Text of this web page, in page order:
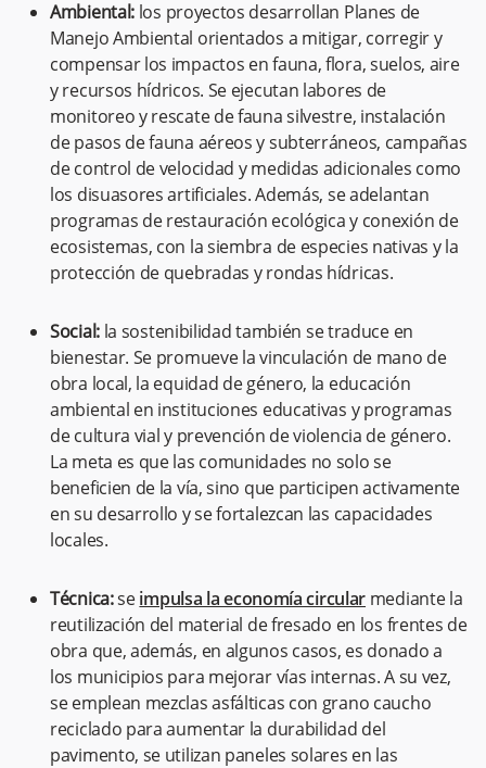
Ambiental: los proyectos desarrollan Planes de
Manejo Ambiental orientados a mitigar, corregir y
compensar los impactos en fauna, flora, suelos, aire
y recursos hídricos. Se ejecutan labores de
monitoreo y rescate de fauna silvestre, instalación
de pasos de fauna aéreos y subterráneos, campañas
de control de velocidad y medidas adicionales como
los disuasores artificiales. Además, se adelantan
programas de restauración ecológica y conexión de
ecosistemas, con la siembra de especies nativas y la
protección de quebradas y rondas hídricas.
Social:la sostenibilidad también se traduce en
bienestar. Se promueve la vinculación de mano de
obra local, la equidad de género, la educación
ambiental en instituciones educativas y programas
de cultura vial y prevención de violencia de género.
La meta es que las comunidades no solo se
beneficien de la vía, sino que participen activamente
en su desarrollo y se fortalezcan las capacidades
locales.
Técnica:seimpulsa la economía circular mediante la
reutilización del material de fresado en los frentes de
obra que, además, en algunos casos, es donado a
los municipios para mejorar vías internas. A su vez,
se emplean mezclas asfálticas con grano caucho
reciclado para aumentar la durabilidad del
pavimento, se utilizan paneles solares en las